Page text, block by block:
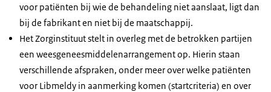
voor patiënten bij wie de behandeling niet aanslaat, ligt dan
bij de fabrikant en niet bij de maatschappij.
Het Zorginstituut stelt in overleg met de betrokken partijen
een weesgeneesmiddelenarrangement op. Hierin staan
verschillende afspraken, onder meer over welke patiënten
voor Libmeldy in aanmerking komen (startcriteria) en over